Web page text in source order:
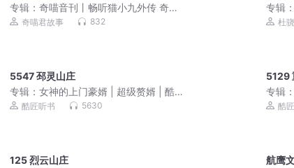
专辑： 奇喵音刊丨畅听猫小九外传 奇喵
编辑部趣事 百科知识
奇喵君故事 832
专辑
之声杜骁
5547 邳灵山庄
专辑： 女神的上门豪婿 | 超级赘婿 | 酷匠
韦小鸨
酷匠听书 5630
5129
专辑
韦小
酷
125 烈云山庄
航鹰